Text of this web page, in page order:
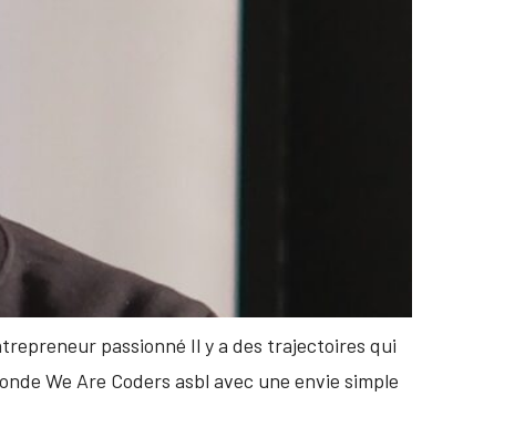
passionné Il y a des trajectoires qui
We Are Coders asbl avec une envie simple